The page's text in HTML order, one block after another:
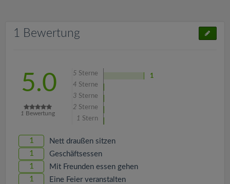
1 Bewertung
5.0
1 Bewertung
5 Sterne
1
4 Sterne
3 Sterne
2 Sterne
1 Stern
1 Nett draußen sitzen
1 Geschäftsessen
1 Mit Freunden essen gehen
1 Eine Feier veranstalten